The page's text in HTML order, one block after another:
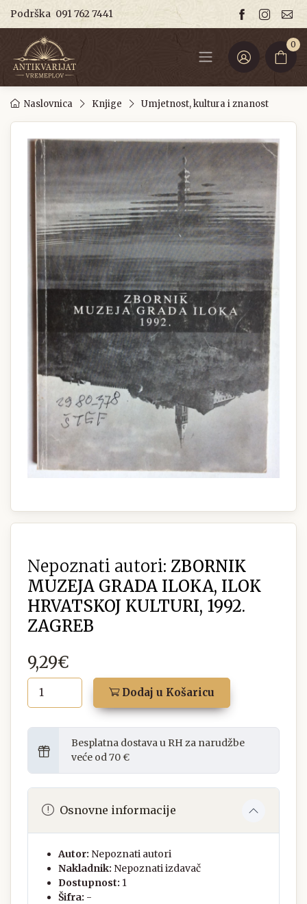
Podrška 091 762 7441
0
Naslovnica Knjige Umjetnost, kultura i znanost
Nepoznati autori: ZBORNIK
MUZEJA GRADA ILOKA, ILOK
HRVATSKOJ KULTURI, 1992.
ZAGREB
9,29€
Dodaj u Košaricu
Besplatna dostava u RH za narudžbe
veće od 70 €
Osnovne informacije
Autor: Nepoznati autori
Nakladnik: Nepoznati izdavač
Dostupnost: 1
Šifra: -